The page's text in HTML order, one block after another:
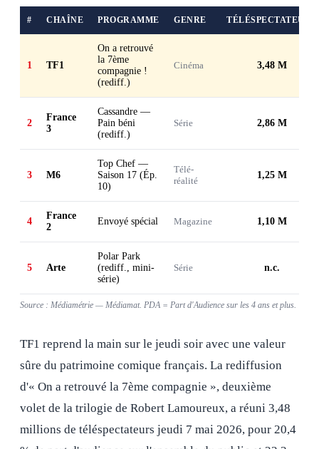
# CHAÎNE PROGRAMME GENRE TÉLÉSPECTATEURS
1 TF1
On a retrouvé
la 7ème
compagnie !
(rediff.)
Cinéma 3,48 M
2
France
3
Cassandre —
Pain béni
(rediff.)
Série 2,86 M
3 M6
Top Chef —
Saison 17 (Ép.
10)
Télé-
réalité
1,25 M
4
France
2
Envoyé spécial Magazine 1,10 M
5 Arte
Polar Park
(rediff., mini-
série)
Série n.c.
Source : Médiamétrie — Médiamat. PDA = Part d'Audience sur les 4 ans et plus.
TF1 reprend la main sur le jeudi soir avec une valeur
sûre du patrimoine comique français. La rediffusion
d'« On a retrouvé la 7ème compagnie », deuxième
volet de la trilogie de Robert Lamoureux, a réuni 3,48
millions de téléspectateurs jeudi 7 mai 2026, pour 20,4